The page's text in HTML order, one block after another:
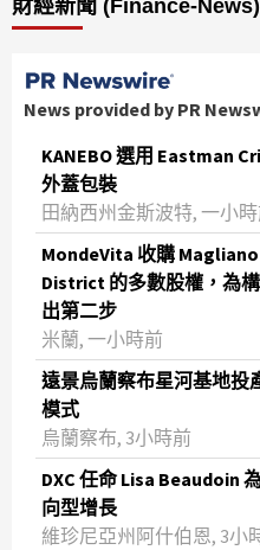
財經新聞 (Finance-News)
News provided by PR
KANEBO 選用 Eastman
外蓋包裝
田納西州金斯波特, 一小
MondeVita 收購
District 的多數股權，為
出第二步
米蘭, 一小時前
遠景烏蘭察布星河基地投
模式
烏蘭察布, 3小時前
DXC 任命 Lisa Beaudoin
向型增長
維珍尼亞州阿什伯恩, 3小